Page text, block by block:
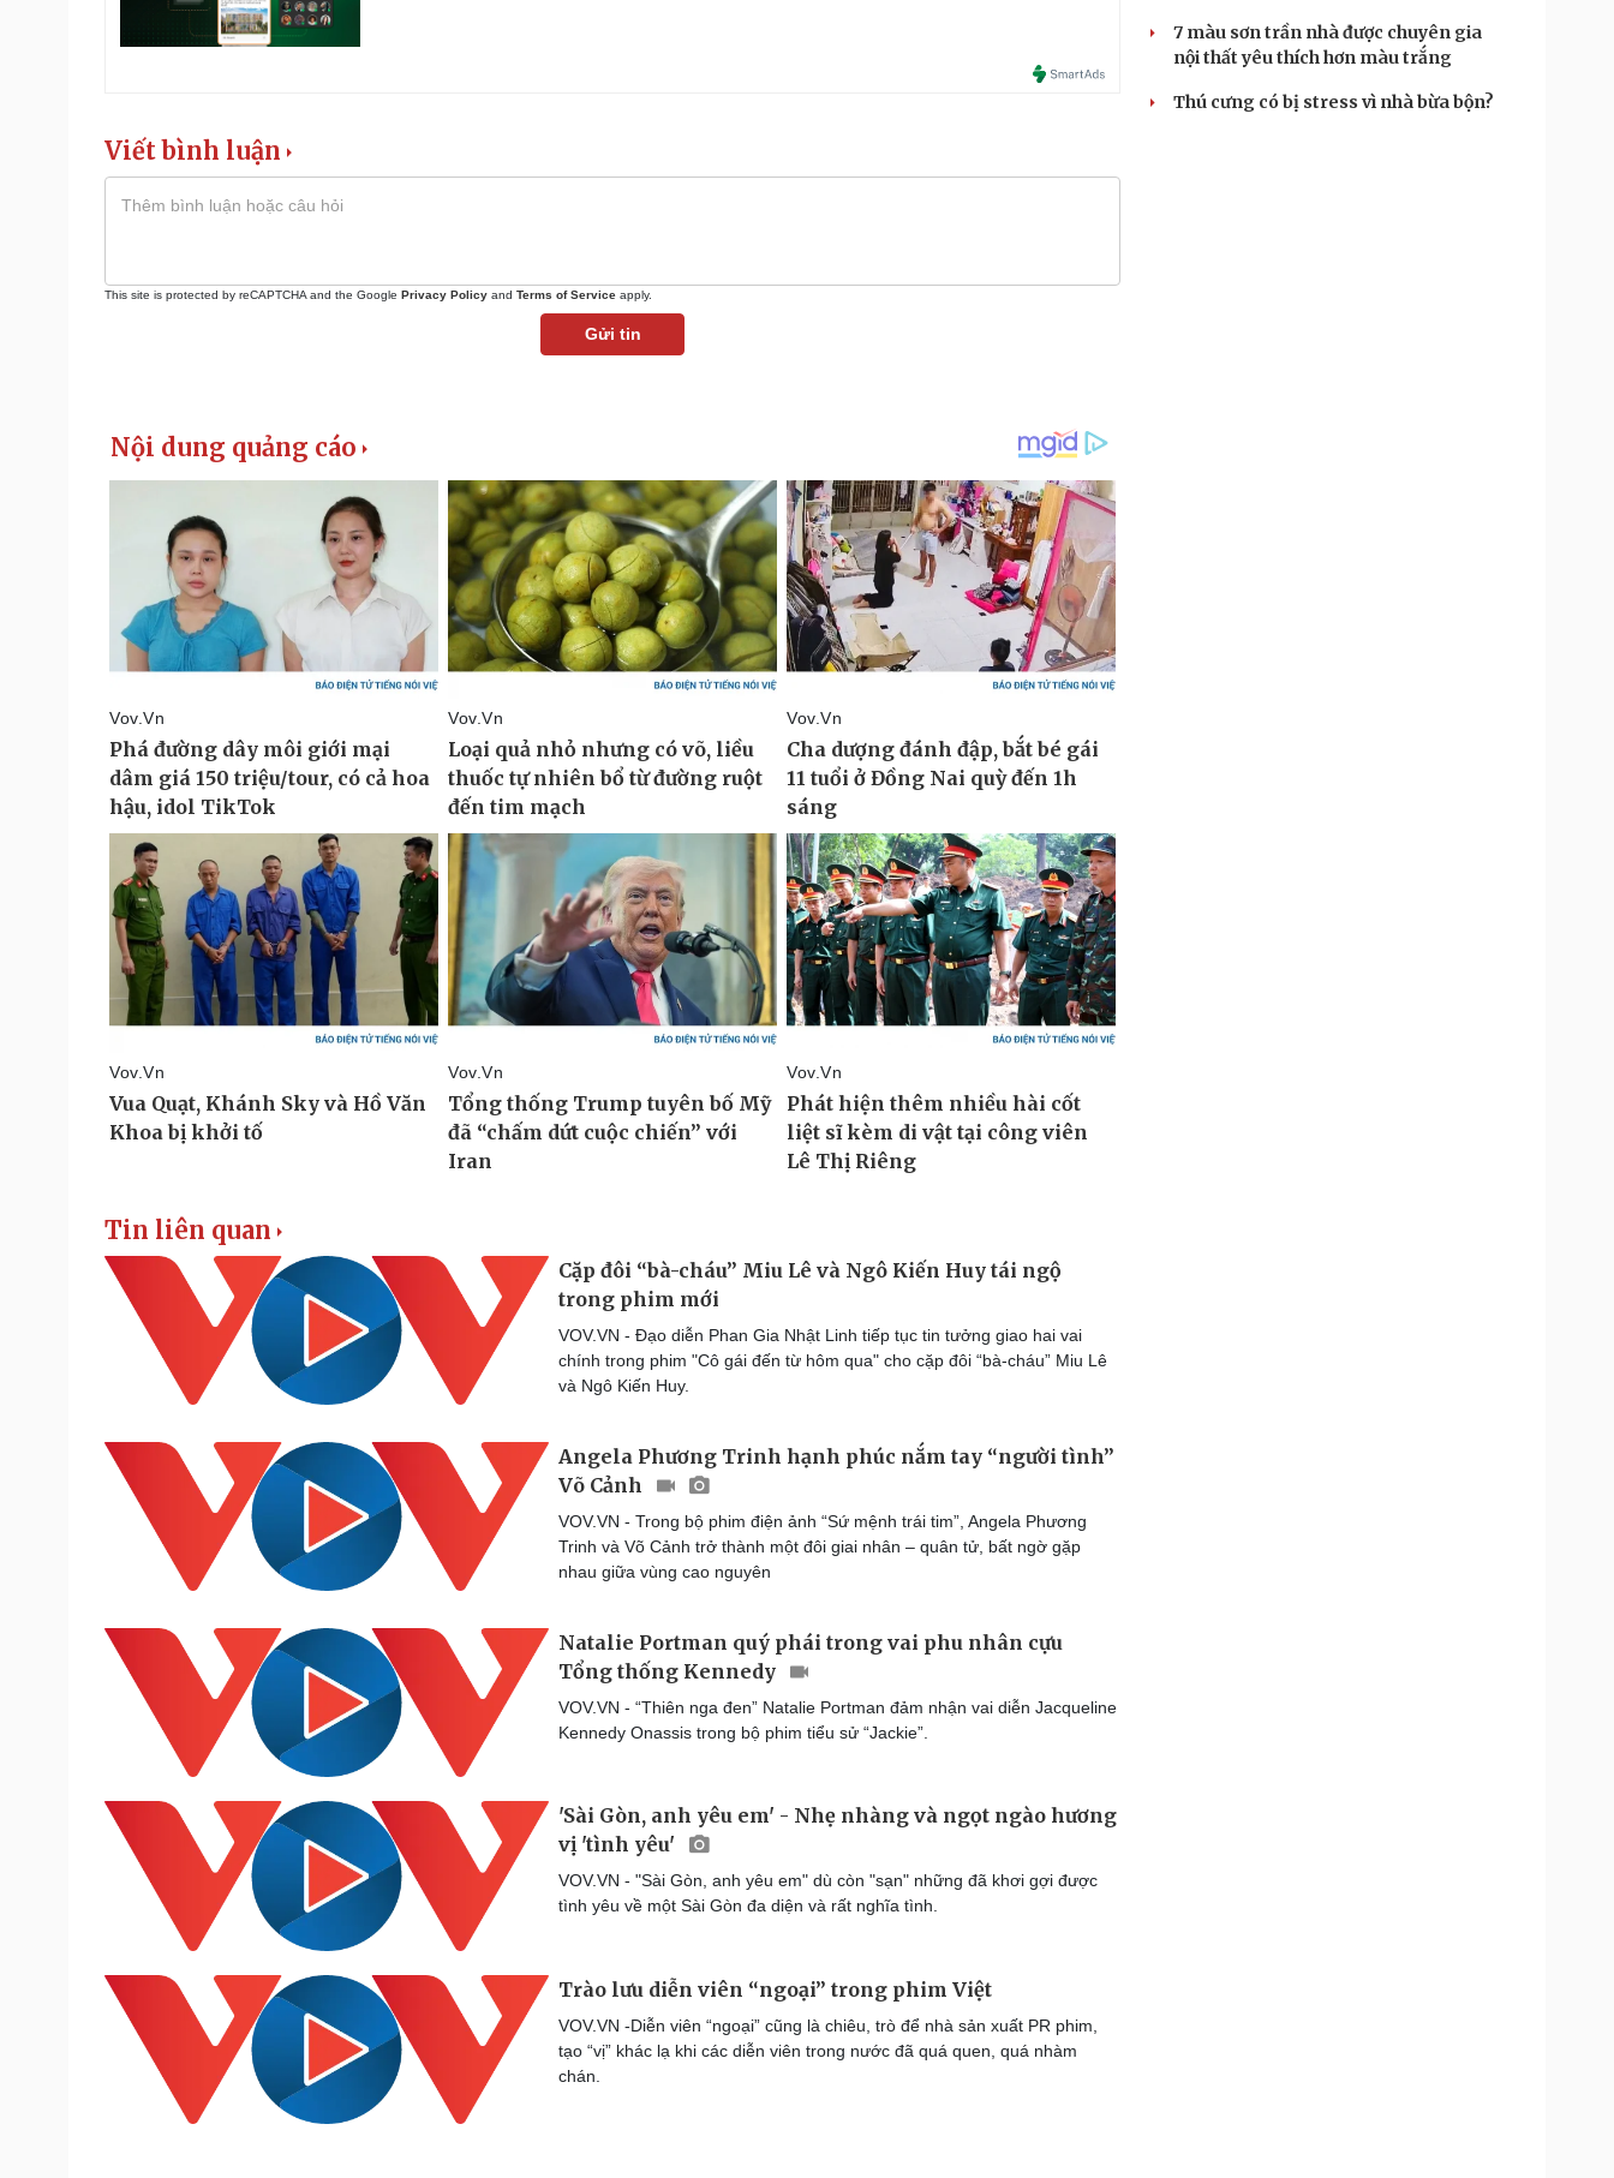
Viết bình luận
This site is protected by reCAPTCHA and the Google Privacy Policy and Terms of Service apply.
Gửi tin
Tin liên quan
Cặp đôi “bà-cháu” Miu Lê và Ngô Kiến Huy tái ngộ
trong phim mới
VOV.VN - Đạo diễn Phan Gia Nhật Linh tiếp tục tin tưởng giao hai vai
chính trong phim "Cô gái đến từ hôm qua" cho cặp đôi “bà-cháu” Miu Lê
và Ngô Kiến Huy.
Angela Phương Trinh hạnh phúc nắm tay “người tình”
Võ Cảnh
VOV.VN - Trong bộ phim điện ảnh “Sứ mệnh trái tim”, Angela Phương
Trinh và Võ Cảnh trở thành một đôi giai nhân – quân tử, bất ngờ gặp
nhau giữa vùng cao nguyên
Natalie Portman quý phái trong vai phu nhân cựu
Tổng thống Kennedy
VOV.VN - “Thiên nga đen” Natalie Portman đảm nhận vai diễn Jacqueline
Kennedy Onassis trong bộ phim tiểu sử “Jackie”.
'Sài Gòn, anh yêu em' - Nhẹ nhàng và ngọt ngào hương
vị 'tình yêu'
VOV.VN - "Sài Gòn, anh yêu em" dù còn "sạn" những đã khơi gợi được
tình yêu về một Sài Gòn đa diện và rất nghĩa tình.
Trào lưu diễn viên “ngoại” trong phim Việt
VOV.VN -Diễn viên “ngoại” cũng là chiêu, trò để nhà sản xuất PR phim,
tạo “vị” khác lạ khi các diễn viên trong nước đã quá quen, quá nhàm
chán.
7 màu sơn trần nhà được chuyên gia
nội thất yêu thích hơn màu trắng
Thú cưng có bị stress vì nhà bừa bộn?